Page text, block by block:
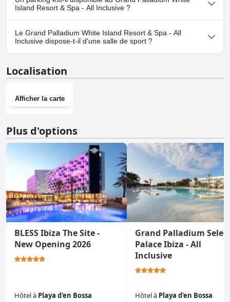
n'accepte pas les chiens.
Island Resort & Spa - All Inclusive ?
Oui, un parking est disponible à Grand Palladium White Island
Resort & Spa - All Inclusive.Pour plus d'informations, lisez les
réponses au questionnaire
Le Grand Palladium White Island Resort & Spa - All
Inclusive dispose-t-il d'une salle de sport ?
dispose d'une salle de sport.Pour plus d'informations, lisez les
réponses au questionnaireSalle de Sport.
Localisation
Afficher la carte
Plus d'options
BLESS Ibiza The Site -
New Opening 2026
Hôtelà Playa d'en Bossa
Grand Palladium
Palace Ibiza - All
Inclusive
Hôtelà Playa d'en Bossa